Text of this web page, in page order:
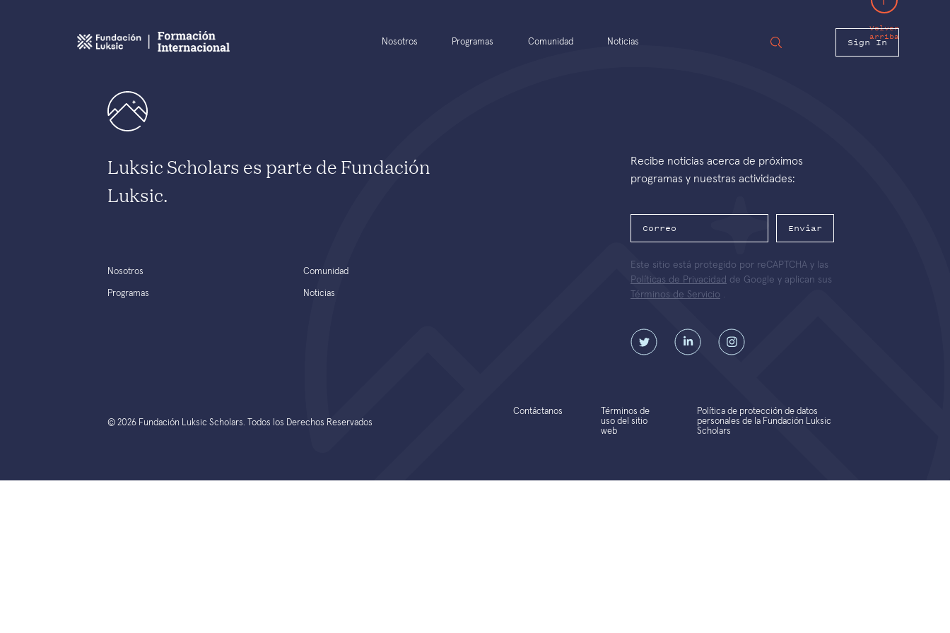
Nosotros Programas Comunidad Noticias Sign In
Volver
arriba
Luksic Scholars es parte de Fundación
Luksic.
Nosotros
Programas
Comunidad
Noticias
Recibe noticias acerca de próximos
programas y nuestras actividades:
Enviar
Este sitio está protegido por reCAPTCHA y las
Políticas de Privacidad de Google y aplican sus
Términos de Servicio .
© 2026 Fundación Luksic Scholars. Todos los Derechos Reservados
Contáctanos
Términos de
uso del sitio
web
Política de protección de datos
personales de la Fundación Luksic
Scholars